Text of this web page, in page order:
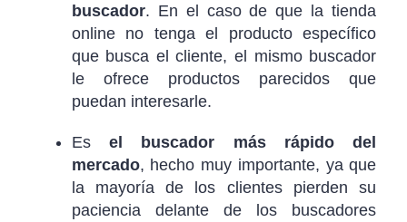
buscador. En el caso de que la tienda
online no tenga el producto específico
que busca el cliente, el mismo buscador
le ofrece productos parecidos que
puedan interesarle.
Es el buscador más rápido del
mercado, hecho muy importante, ya que
la mayoría de los clientes pierden su
paciencia delante de los buscadores